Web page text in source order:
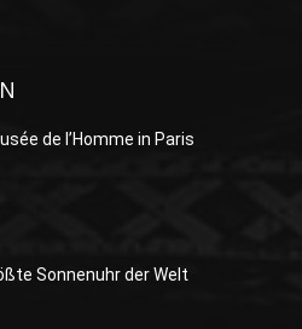
de l’Homme in Paris
Sonnenuhr der Welt